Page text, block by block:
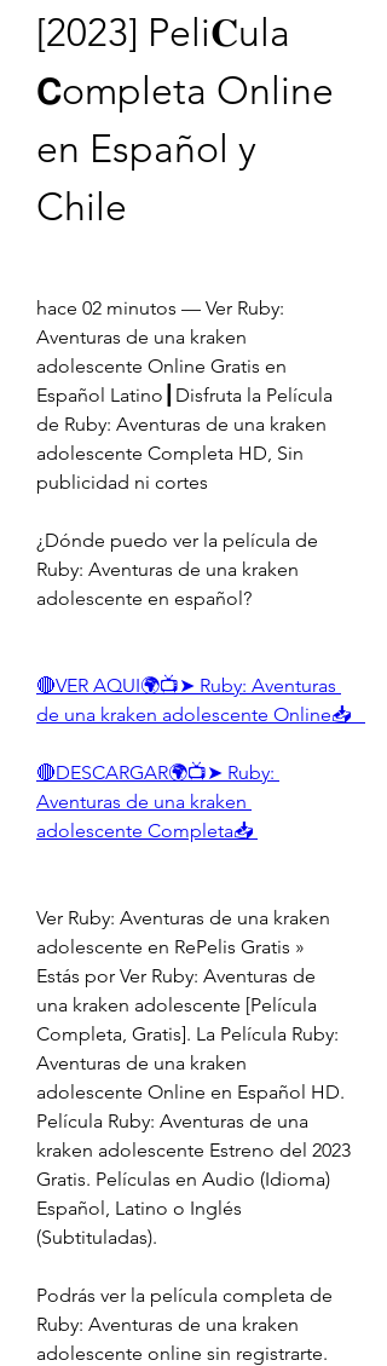
[2023] Peli𝐂ula
𝗖ompleta Online
en Español y
Chile
hace 02 minutos — Ver Ruby:
Aventuras de una kraken
adolescente Online Gratis en
Español Latino┃Disfruta la Película
de Ruby: Aventuras de una kraken
adolescente Completa HD, Sin
publicidad ni cortes
¿Dónde puedo ver la película de
Ruby: Aventuras de una kraken
adolescente en español?
🔴VER AQUI🌍📺➤ Ruby: Aventuras
🔴DESCARGAR🌍📺➤ Ruby:
Aventuras de una kraken
adolescente Completa📥
Ver Ruby: Aventuras de una kraken
adolescente en RePelis Gratis »
Estás por Ver Ruby: Aventuras de
una kraken adolescente [Película
Completa, Gratis]. La Película Ruby:
Aventuras de una kraken
adolescente Online en Español HD.
Película Ruby: Aventuras de una
kraken adolescente Estreno del 2023
Gratis. Películas en Audio (Idioma)
Español, Latino o Inglés
(Subtituladas).
Podrás ver la película completa de
Ruby: Aventuras de una kraken
adolescente online sin registrarte.